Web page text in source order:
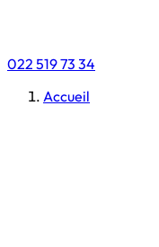
022 519 73 34
Accueil